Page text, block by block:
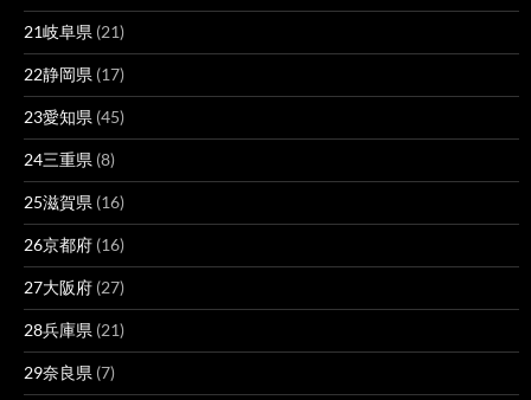
21岐阜県 (21)
22静岡県 (17)
23愛知県 (45)
24三重県 (8)
25滋賀県 (16)
26京都府 (16)
27大阪府 (27)
28兵庫県 (21)
29奈良県 (7)